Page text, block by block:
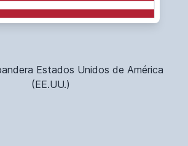
Estados Unidos de América
(EE.UU.)